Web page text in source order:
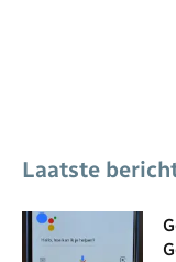
Laatste